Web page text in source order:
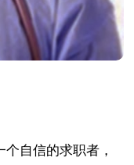
自信的求职者，